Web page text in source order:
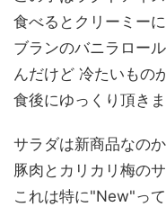
食べるとクリーミー
ブランのバニラロー
んだけど 冷たいもの
食後にゆっくり頂きま
サラダは新商品なの
豚肉とカリカリ梅の
これは特に"New"っ